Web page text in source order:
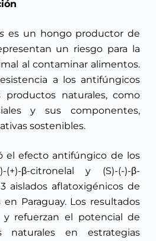
es un hongo productor de
un riesgo para la
al contaminar alimentos.
a los antifúngicos
productos naturales, como
y sus componentes,
sostenibles.
el efecto antifúngico de los
(+)-β-citronelal y (S)-(-)-β-
aislados aflatoxigénicos de
Paraguay. Los resultados
y refuerzan el potencial de
naturales en estrategias